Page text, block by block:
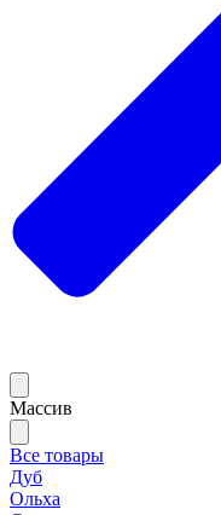
Массив
Все товары
Дуб
Ольха